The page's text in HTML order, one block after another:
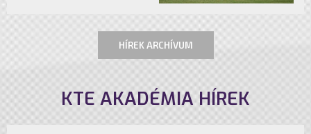
HÍREK ARCHÍVUM
KTE AKADÉMIA HÍREK